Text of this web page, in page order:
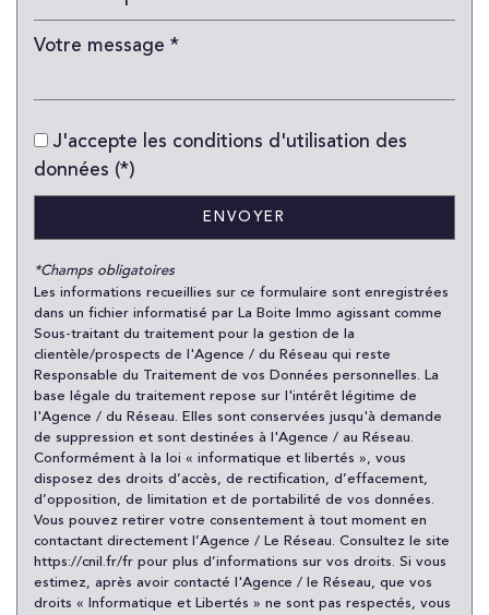
Bureau de poste
Presse et Tabac
statistiques
Propriétaires (vs. locataires)
Taxe habitation
23,84 %
Taxe foncière
Habitants de moins de 25 ans
31,22 %
Habitants de 25 à 55 ans
48,94 %
Habitants de plus de 55 ans
19,84 %
Nombre d'enfants par famille
Familles sans enfant
38,79 %
Familles avec 1 ou 2 enfants
0 %
Maisons
1,50 %
Appartements
98,50 %
J'accepte les conditions d'utilisation des
données (*)
ENVOYER
*Champs obligatoires
Les informations recueillies sur ce formulaire sont enregistrées
dans un fichier informatisé par La Boite Immo agissant comme
Sous-traitant du traitement pour la gestion de la
clientèle/prospects de l'Agence / du Réseau qui reste
Responsable du Traitement de vos Données personnelles. La
base légale du traitement repose sur l'intérêt légitime de
l'Agence / du Réseau. Elles sont conservées jusqu'à demande
de suppression et sont destinées à l'Agence / au Réseau.
Conformément à la loi « informatique et libertés », vous
disposez des droits d’accès, de rectification, d’effacement,
d’opposition, de limitation et de portabilité de vos données.
Vous pouvez retirer votre consentement à tout moment en
contactant directement l’Agence / Le Réseau. Consultez le site
https://cnil.fr/fr pour plus d’informations sur vos droits. Si vous
estimez, après avoir contacté l'Agence / le Réseau, que vos
droits « Informatique et Libertés » ne sont pas respectés, vous